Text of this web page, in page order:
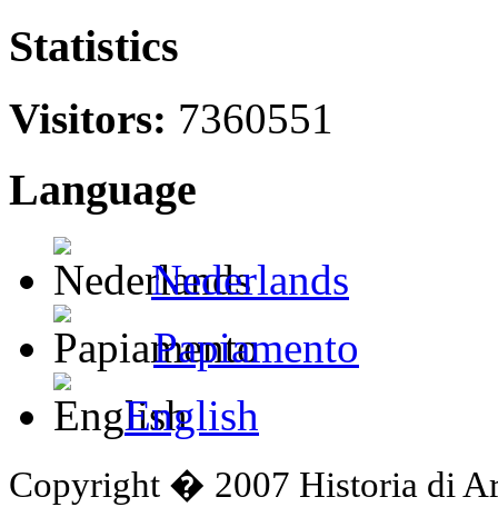
Statistics
Visitors: 7360551
Language
Nederlands
Papiamento
English
Copyright � 2007 Historia di